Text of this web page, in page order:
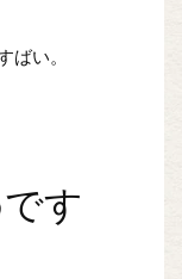
ばい。
す